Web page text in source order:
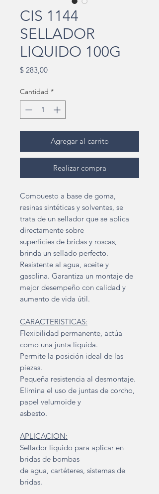
CIS 1144
SELLADOR
LIQUIDO 100G
$ 283,00Precio
Cantidad *
Agregar al carrito
Realizar compra
Compuesto a base de goma,
resinas sintéticas y solventes, se
trata de un sellador que se aplica
directamente sobre
superficies de bridas y roscas,
brinda un sellado perfecto.
Resistente al agua, aceite y
gasolina. Garantiza un montaje de
mejor desempeño con calidad y
aumento de vida útil.
CARACTERISTICAS:
Flexibilidad permanente, actúa
como una junta líquida.
Permite la posición ideal de las
piezas.
Pequeña resistencia al desmontaje.
Elimina el uso de juntas de corcho,
papel velumoide y
asbesto.
APLICACION:
Sellador líquido para aplicar en
bridas de bombas
de agua, cartéteres, sistemas de
bridas.